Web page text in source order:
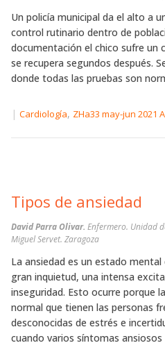
Un policía municipal da el alto a
control rutinario dentro de
documentación el chico sufre un
se recupera segundos después.
donde todas las pruebas son
| Cardiología, ZHa33 may-jun 2021
Tipos de ansiedad
David Parra Olivar. Enfermero. Unidad
Miguel Servet. Zaragoza
La ansiedad es un estado
gran inquietud, una intensa
inseguridad. Esto ocurre porque
normal que tienen las personas
desconocidas de estrés e
cuando varios síntomas ansiosos